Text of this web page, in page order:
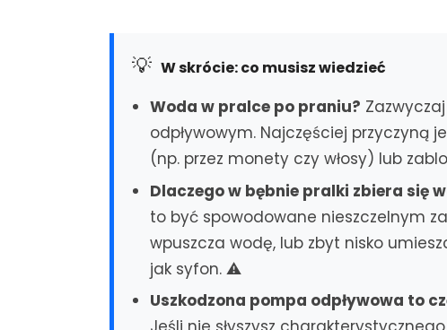
💡 W skrócie: co musisz wiedzieć
Woda w pralce po praniu?
odpływowym. Najczęściej przyczyną
(np. przez monety czy włosy) lub
Dlaczego w bębnie pralki zbiera się
to być spowodowane nieszczelnym
wpuszcza wodę, lub zbyt nisko
jak syfon. ⚠️
Uszkodzona pompa odpływowa to